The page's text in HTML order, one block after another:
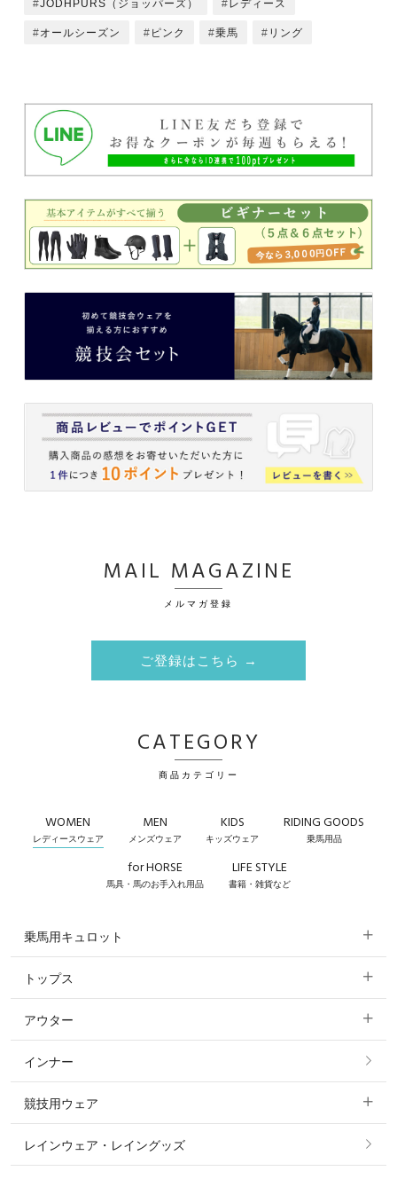
JODHPURS（ジョッパーズ） レディース
オールシーズン ピンク 乗馬 リング
MAIL MAGAZINE
メルマガ登録
ご登録はこちら →
CATEGORY
商品カテゴリー
WOMEN
レディースウェア
MEN
メンズウェア
KIDS
キッズウェア
RIDING GOODS
乗馬用品
for HORSE
馬具・馬のお手入れ用品
LIFE STYLE
書籍・雑貨など
乗馬用キュロット
すべてのキュロット
フルグリップ・尻革 キュロット
ニーグリップ・膝革 キュロット
トップス
すべてのトップス
ポロシャツ
カットソー・Tシャツ・タンクトップ
アウター
すべてのアウター
コート
ジャケット・ブルゾン
インナー
競技用ウェア
すべての競技用ウェア
レインウェア・レイングッズ